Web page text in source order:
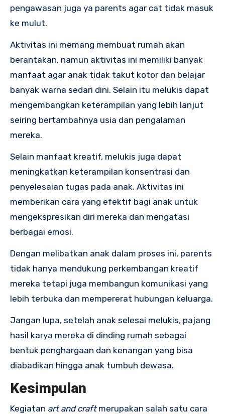
pengawasan juga ya parents agar cat tidak masuk
ke mulut.
Aktivitas ini memang membuat rumah akan
berantakan, namun aktivitas ini memiliki banyak
manfaat agar anak tidak takut kotor dan belajar
banyak warna sedari dini. Selain itu melukis dapat
mengembangkan keterampilan yang lebih lanjut
seiring bertambahnya usia dan pengalaman
mereka.
Selain manfaat kreatif, melukis juga dapat
meningkatkan keterampilan konsentrasi dan
penyelesaian tugas pada anak. Aktivitas ini
memberikan cara yang efektif bagi anak untuk
mengekspresikan diri mereka dan mengatasi
berbagai emosi.
Dengan melibatkan anak dalam proses ini, parents
tidak hanya mendukung perkembangan kreatif
mereka tetapi juga membangun komunikasi yang
lebih terbuka dan mempererat hubungan keluarga.
Jangan lupa, setelah anak selesai melukis, pajang
hasil karya mereka di dinding rumah sebagai
bentuk penghargaan dan kenangan yang bisa
diabadikan hingga anak tumbuh dewasa.
Kesimpulan
Kegiatan art and craftmerupakan salah satu cara